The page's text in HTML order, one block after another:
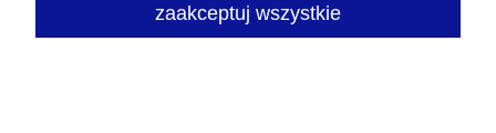
697476240pon. - pt. 08:00-18:00 |
Mail:kontakt@dobraarmatura.pl
zaakceptuj wszystkie